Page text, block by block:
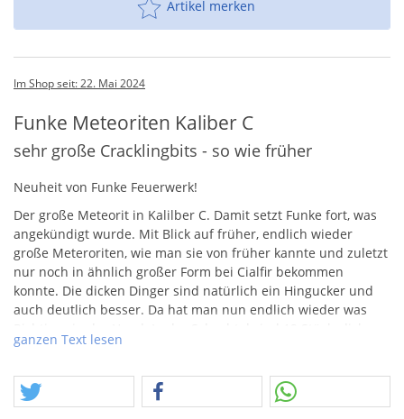
Artikel merken
Im Shop seit: 22. Mai 2024
Funke Meteoriten Kaliber C
sehr große Cracklingbits - so wie früher
Neuheit von Funke Feuerwerk!
Der große Meteorit in Kalilber C. Damit setzt Funke fort, was
angekündigt wurde. Mit Blick auf früher, endlich wieder
große Meteroriten, wie man sie von früher kannte und zuletzt
nur noch in ähnlich großer Form bei Cialfir bekommen
konnte. Die dicken Dinger sind natürlich ein Hingucker und
auch deutlich besser. Da hat man nun endlich wieder was
goldende Eier.. :-)
ganzen Text lesen